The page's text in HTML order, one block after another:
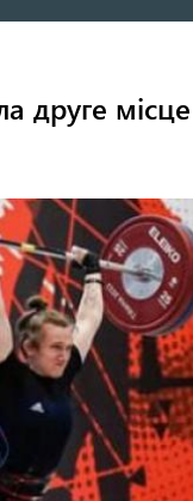
друге